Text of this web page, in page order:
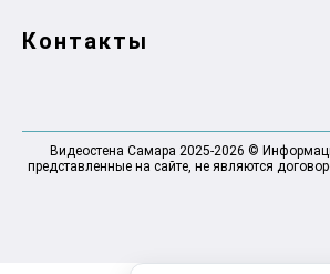
Контакты
Видеостена Самара 2025-2026 ©
представленные на сайте, не являются